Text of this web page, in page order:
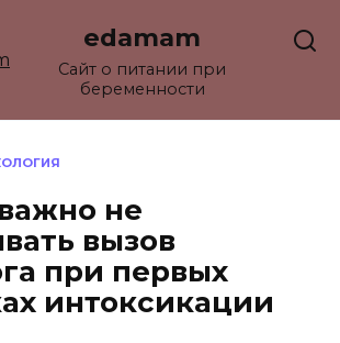
edamam
Сайт о питании при
беременности
не
вызов
при первых
интоксикации